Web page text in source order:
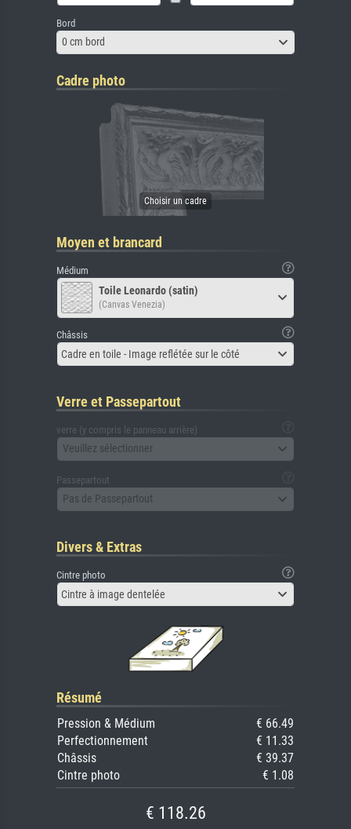
Bord
0 cm bord
Cadre photo
Moyen et brancard
Médium
Toile Leonardo (satin)
(Canvas Venezia)
Châssis
Cadre en toile - Image reflétée sur le côté
Verre et Passepartout
verre (y compris le panneau arrière)
Veuillez sélectionner
Passepartout
Pas de Passepartout
Divers & Extras
Cintre photo
Cintre à image dentelée
Résumé
Pression & Médium
€ 66.49
Perfectionnement
€ 11.33
Châssis
€ 39.37
Cintre photo
€ 1.08
€ 118.26